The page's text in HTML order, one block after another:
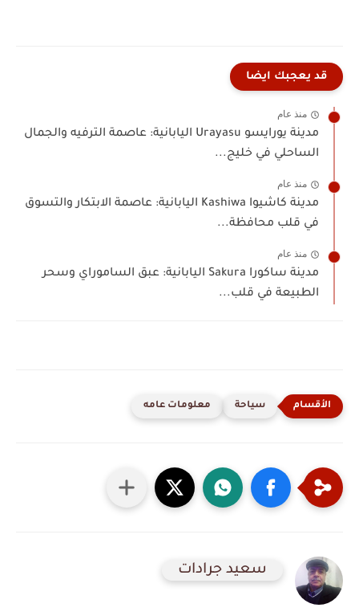
قد يعجبك ايضا
منذ عام
مدينة يورايسو Urayasu اليابانية: عاصمة الترفيه والجمال
الساحلي في خليج...
منذ عام
مدينة كاشيوا Kashiwa اليابانية: عاصمة الابتكار والتسوق
في قلب محافظة...
منذ عام
مدينة ساكورا Sakura اليابانية: عبق الساموراي وسحر
الطبيعة في قلب...
سياحة معلومات عامه
سعيد جرادات